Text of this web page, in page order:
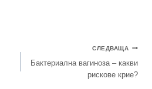
СЛЕДВАЩА
Бактериална вагиноза – какви
рискове крие?